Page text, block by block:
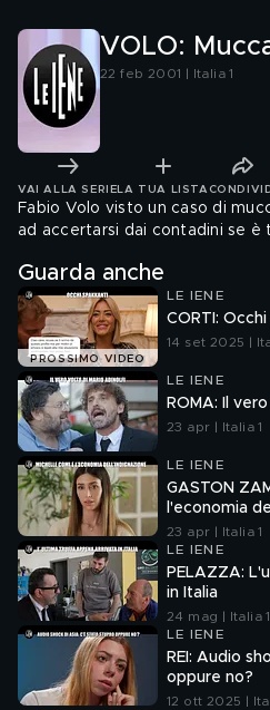
VOLO:
22 feb 2001 | Italia 1
VAI ALLA SERIE LA TUA LISTA
Fabio Volo visto un caso di
ad accertarsi dai contadini se
Guarda anche
PROSSIMO VIDEO
LE IENE
CORTI:
14 set 2025 |
LE IENE
ROMA: Il
23 apr | Italia 1
LE IENE
GASTON
l'economia
23 apr | Italia 1
LE IENE
PELAZZA:
in Italia
24 mag | Italia 1
LE IENE
REI: Audio
oppure no?
12 ott 2025 |